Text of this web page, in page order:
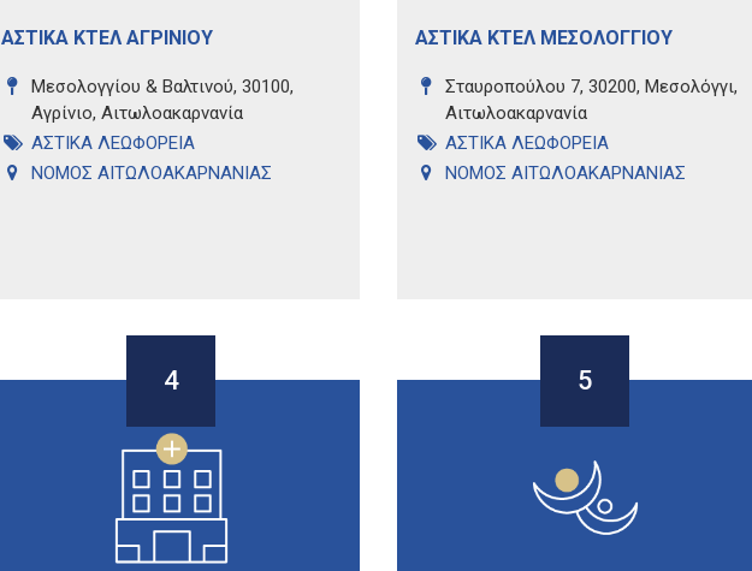
ΑΣΤΙΚΑ ΚΤΕΛ ΑΓΡΙΝΙΟΥ
Μεσολογγίου & Βαλτινού, 30100,
Αγρίνιο, Αιτωλοακαρνανία
ΑΣΤΙΚΑ ΛΕΩΦΟΡΕΙΑ
ΝΟΜΟΣ ΑΙΤΩΛΟΑΚΑΡΝΑΝΙΑΣ
ΑΣΤΙΚΑ ΚΤΕΛ ΜΕΣΟΛΟΓΓΙΟΥ
Σταυροπούλου 7, 30200, Μεσολόγγι,
Αιτωλοακαρνανία
ΑΣΤΙΚΑ ΛΕΩΦΟΡΕΙΑ
ΝΟΜΟΣ ΑΙΤΩΛΟΑΚΑΡΝΑΝΙΑΣ
4 5